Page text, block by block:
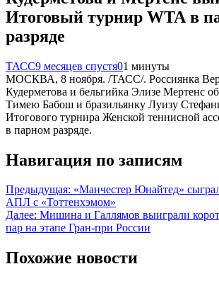
Итоговый турнир WTA в
разряде
ТАСС9 месяцев спустя01 минуты
МОСКВА, 8 ноября. /ТАСС/. Россиянка
Кудерметова и бельгийка Элизе Мертенс
Тимею Бабош и бразильянку Луизу
Итогового турнира Женской теннисной
в парном разряде.
Навигация по записям
Предыдущая: «Манчестер Юнайтед»
АПЛ с «Тоттенхэмом»
Далее: Мишина и Галлямов выиграли
пар на этапе Гран-при России
Похожие новости